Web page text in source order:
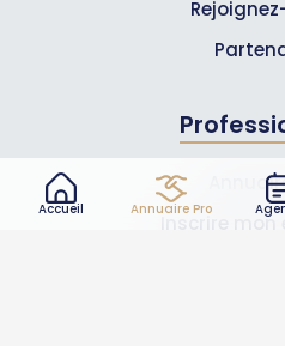
Accueil Annuaire Pro
Inscrire